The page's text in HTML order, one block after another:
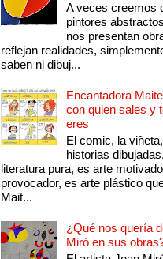
A veces creemos
pintores
nos presentan
reflejan realidades,
saben ni dibuj...
Encantadora
con quien sales y
eres
El comic, la
historias
literatura pura, es arte
provocador, es arte plástico
Mait...
¿Qué nos quería
Miró en sus